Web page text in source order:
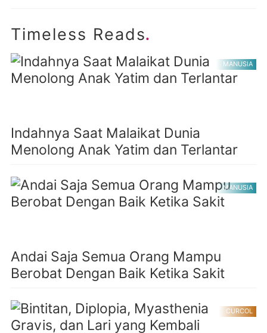
Timeless Reads.
MANUSIA
Indahnya Saat Malaikat Dunia
Menolong Anak Yatim dan Terlantar
MANUSIA
Andai Saja Semua Orang Mampu
Berobat Dengan Baik Ketika Sakit
CURCOL